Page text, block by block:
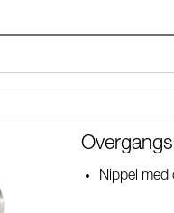
Nippel med